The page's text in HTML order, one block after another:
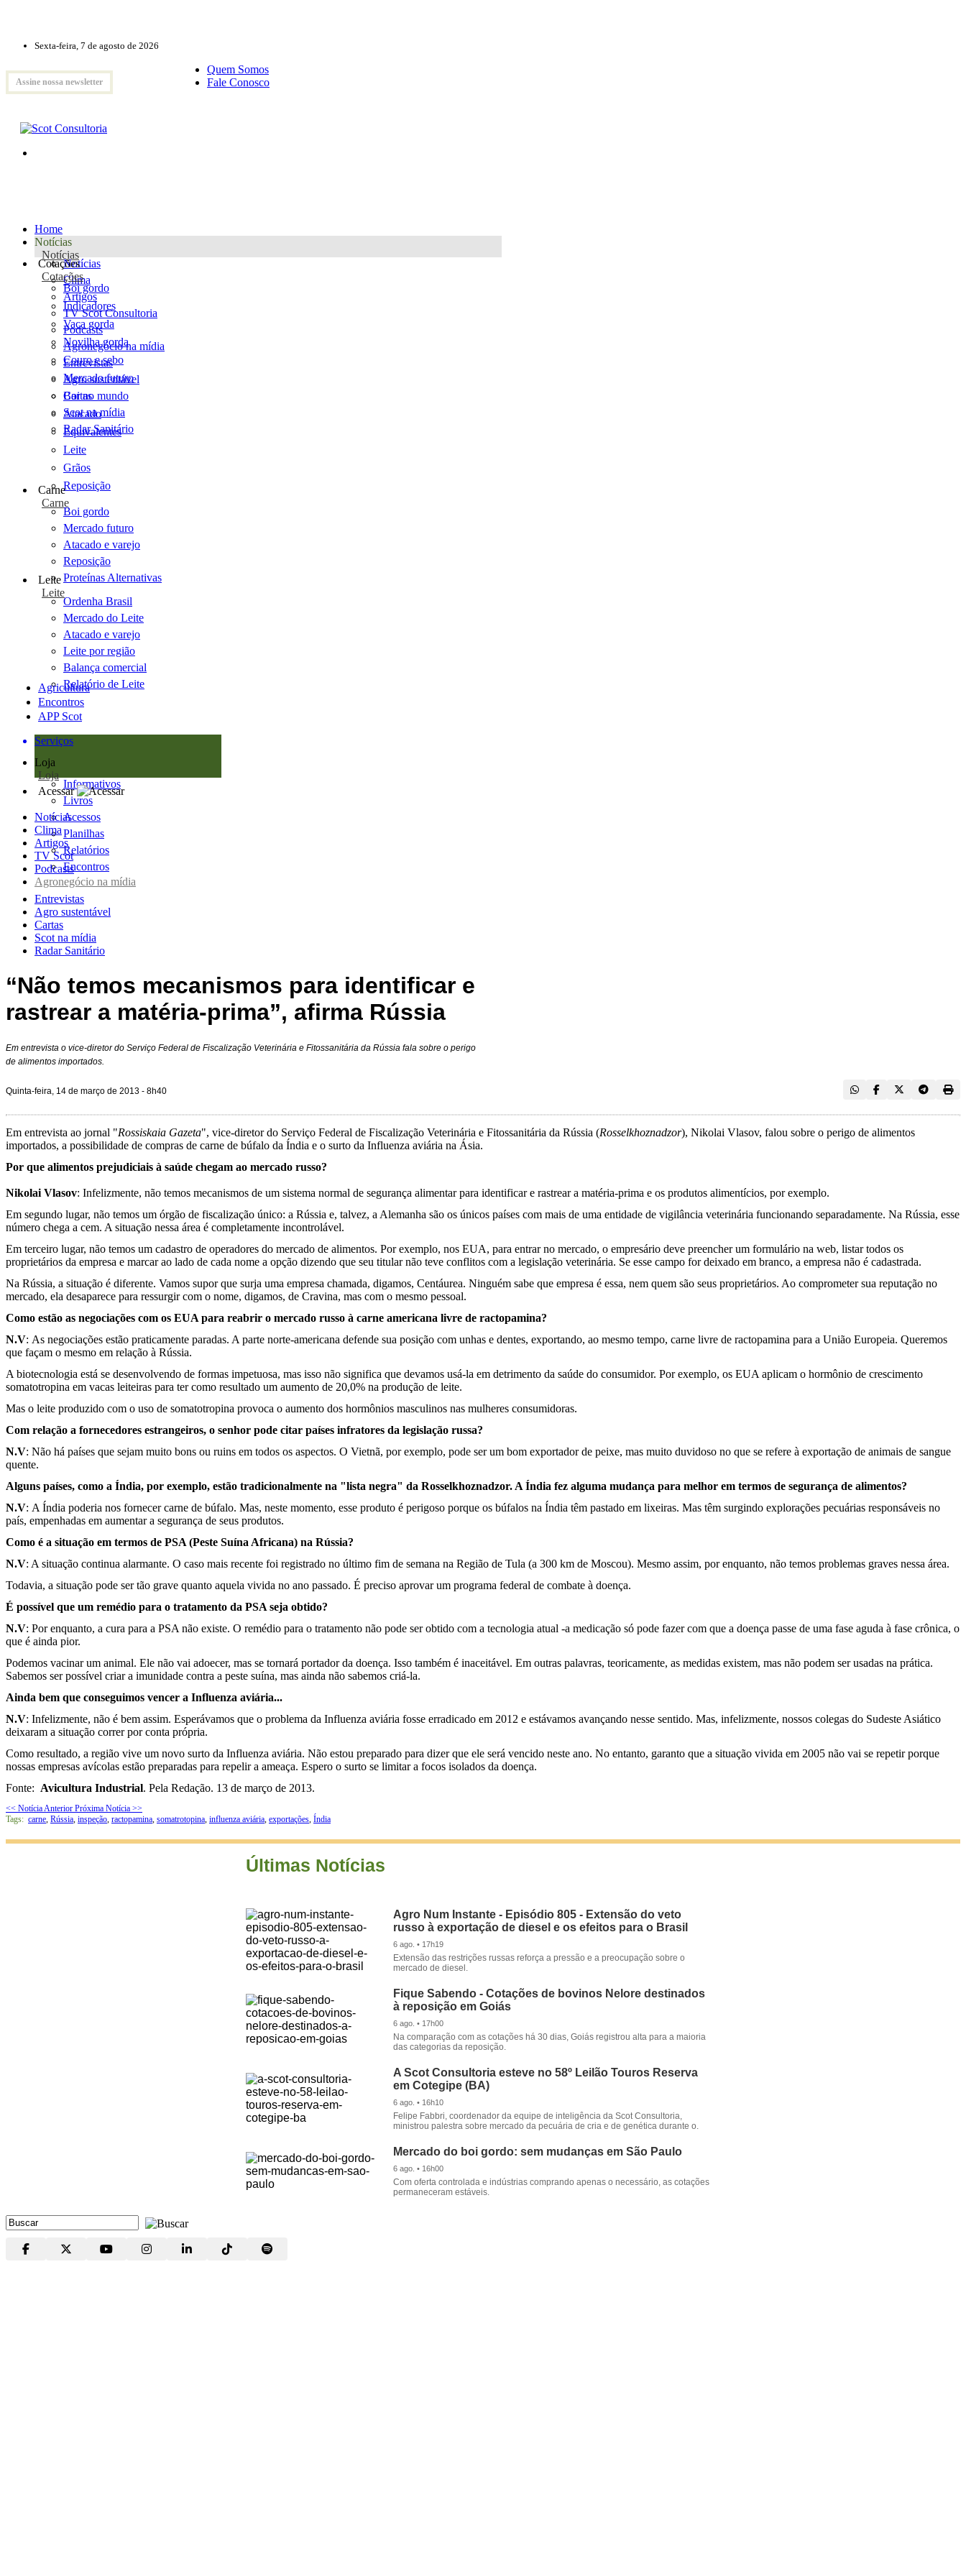
Sexta-feira, 7 de agosto de 2026
Assine nossa newsletter
Quem Somos
Fale Conosco
Home
Notícias
Notícias
Notícias
Clima
Artigos
TV Scot Consultoria
Podcasts
Agronegócio na mídia
Entrevistas
Agro sustentável
Cartas
Scot na mídia
Radar Sanitário
Cotações
Cotações
Boi gordo
Indicadores
Vaca gorda
Novilha gorda
Couro e sebo
Mercado futuro
Boi no mundo
Atacado
Equivalentes
Leite
Grãos
Reposição
Carne
Carne
Boi gordo
Mercado futuro
Atacado e varejo
Reposição
Proteínas Alternativas
Leite
Leite
Ordenha Brasil
Mercado do Leite
Atacado e varejo
Leite por região
Balança comercial
Relatório de Leite
Agricultura
Encontros
APP Scot
Serviços
Loja
Loja
Informativos
Livros
Acessos
Planilhas
Relatórios
Encontros
Acessar
Notícias
Clima
Artigos
TV Scot
Podcasts
Agronegócio na mídia
Entrevistas
Agro sustentável
Cartas
Scot na mídia
Radar Sanitário
“Não temos mecanismos para identificar e
rastrear a matéria-prima”, afirma Rússia
Em entrevista o vice-diretor do Serviço Federal de Fiscalização Veterinária e Fitossanitária da Rússia fala sobre o perigo
de alimentos importados.
Quinta-feira, 14 de março de 2013 - 8h40
Em entrevista ao jornal "Rossiskaia Gazeta", vice-diretor do Serviço Federal de Fiscalização Veterinária e Fitossanitária da Rússia (Rosselkhoznadzor), Nikolai Vlasov, falou sobre o perigo de alimentos
importados, a possibilidade de compras de carne de búfalo da Índia e o surto da Influenza aviária na Ásia.
Por que alimentos prejudiciais à saúde chegam ao mercado russo?
Nikolai Vlasov: Infelizmente, não temos mecanismos de um sistema normal de segurança alimentar para identificar e rastrear a matéria-prima e os produtos alimentícios, por exemplo.
Em segundo lugar, não temos um órgão de fiscalização único: a Rússia e, talvez, a Alemanha são os únicos países com mais de uma entidade de vigilância veterinária funcionando separadamente. Na Rússia, esse
número chega a cem. A situação nessa área é completamente incontrolável.
Em terceiro lugar, não temos um cadastro de operadores do mercado de alimentos. Por exemplo, nos EUA, para entrar no mercado, o empresário deve preencher um formulário na web, listar todos os
proprietários da empresa e marcar ao lado de cada nome a opção dizendo que seu titular não teve conflitos com a legislação veterinária. Se esse campo for deixado em branco, a empresa não é cadastrada.
Na Rússia, a situação é diferente. Vamos supor que surja uma empresa chamada, digamos, Centáurea. Ninguém sabe que empresa é essa, nem quem são seus proprietários. Ao comprometer sua reputação no
mercado, ela desaparece para ressurgir com o nome, digamos, de Cravina, mas com o mesmo pessoal.
Como estão as negociações com os EUA para reabrir o mercado russo à carne americana livre de ractopamina?
N.V: As negociações estão praticamente paradas. A parte norte-americana defende sua posição com unhas e dentes, exportando, ao mesmo tempo, carne livre de ractopamina para a União Europeia. Queremos
que façam o mesmo em relação à Rússia.
A biotecnologia está se desenvolvendo de formas impetuosa, mas isso não significa que devamos usá-la em detrimento da saúde do consumidor. Por exemplo, os EUA aplicam o hormônio de crescimento
somatotropina em vacas leiteiras para ter como resultado um aumento de 20,0% na produção de leite.
Mas o leite produzido com o uso de somatotropina provoca o aumento dos hormônios masculinos nas mulheres consumidoras.
Com relação a fornecedores estrangeiros, o senhor pode citar países infratores da legislação russa?
N.V: Não há países que sejam muito bons ou ruins em todos os aspectos. O Vietnã, por exemplo, pode ser um bom exportador de peixe, mas muito duvidoso no que se refere à exportação de animais de sangue
quente.
Alguns países, como a Índia, por exemplo, estão tradicionalmente na "lista negra" da Rosselkhoznadzor. A Índia fez alguma mudança para melhor em termos de segurança de alimentos?
N.V: A Índia poderia nos fornecer carne de búfalo. Mas, neste momento, esse produto é perigoso porque os búfalos na Índia têm pastado em lixeiras. Mas têm surgindo explorações pecuárias responsáveis no
país, empenhadas em aumentar a segurança de seus produtos.
Como é a situação em termos de PSA (Peste Suína Africana) na Rússia?
N.V: A situação continua alarmante. O caso mais recente foi registrado no último fim de semana na Região de Tula (a 300 km de Moscou). Mesmo assim, por enquanto, não temos problemas graves nessa área.
Todavia, a situação pode ser tão grave quanto aquela vivida no ano passado. É preciso aprovar um programa federal de combate à doença.
É possível que um remédio para o tratamento da PSA seja obtido?
N.V: Por enquanto, a cura para a PSA não existe. O remédio para o tratamento não pode ser obtido com a tecnologia atual ­-a medicação só pode fazer com que a doença passe de uma fase aguda à fase crônica, o
que é ainda pior.
Podemos vacinar um animal. Ele não vai adoecer, mas se tornará portador da doença. Isso também é inaceitável. Em outras palavras, teoricamente, as medidas existem, mas não podem ser usadas na prática.
Sabemos ser possível criar a imunidade contra a peste suína, mas ainda não sabemos criá-la.
Ainda bem que conseguimos vencer a Influenza aviária...
N.V: Infelizmente, não é bem assim. Esperávamos que o problema da Influenza aviária fosse erradicado em 2012 e estávamos avançando nesse sentido. Mas, infelizmente, nossos colegas do Sudeste Asiático
deixaram a situação correr por conta própria.
Como resultado, a região vive um novo surto da Influenza aviária. Não estou preparado para dizer que ele será vencido neste ano. No entanto, garanto que a situação vivida em 2005 não vai se repetir porque
nossas empresas avícolas estão preparadas para repelir a ameaça. Espero o surto se limitar a focos isolados da doença.
Fonte: Avicultura Industrial. Pela Redação. 13 de março de 2013.
<< Notícia Anterior Próxima Notícia >>
Tags: carne, Rússia, inspeção, ractopamina, somatrotopina, influenza aviária, exportações, Índia
Últimas Notícias
Agro Num Instante - Episódio 805 - Extensão do veto
russo à exportação de diesel e os efeitos para o Brasil
6 ago. • 17h19
Extensão das restrições russas reforça a pressão e a preocupação sobre o
mercado de diesel.
Fique Sabendo - Cotações de bovinos Nelore destinados
à reposição em Goiás
6 ago. • 17h00
Na comparação com as cotações há 30 dias, Goiás registrou alta para a maioria
das categorias da reposição.
A Scot Consultoria esteve no 58º Leilão Touros Reserva
em Cotegipe (BA)
6 ago. • 16h10
Felipe Fabbri, coordenador da equipe de inteligência da Scot Consultoria,
ministrou palestra sobre mercado da pecuária de cria e de genética durante o.
Mercado do boi gordo: sem mudanças em São Paulo
6 ago. • 16h00
Com oferta controlada e indústrias comprando apenas o necessário, as cotações
permaneceram estáveis.